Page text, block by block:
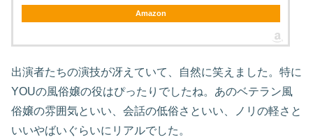
Amazon
出演者たちの演技が冴えていて、自然に笑えました。特に
YOUの風俗嬢の役はぴったりでしたね。あのベテラン風
俗嬢の雰囲気といい、会話の低俗さといい、ノリの軽さと
いいやばいぐらいにリアルでした。